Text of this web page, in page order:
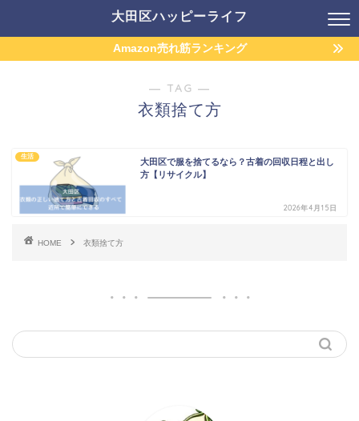
大田区ハッピーライフ
Amazon売れ筋ランキング
― TAG ―
衣類捨て方
生活
大田区で服を捨てるなら？古着の回収日程と出し
方【リサイクル】
2026年4月15日
HOME 衣類捨て方